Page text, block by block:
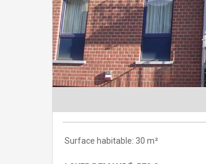
Surface habitable: 30 m²